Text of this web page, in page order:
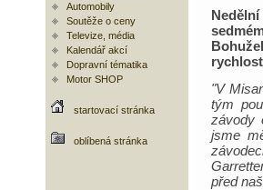
Automobily
Soutěže o ceny
Televize, média
Kalendář akcí
Dopravní tématika
Motor SHOP
startovací stránka
oblíbená stránka
"V
tým
závody
jsme
před